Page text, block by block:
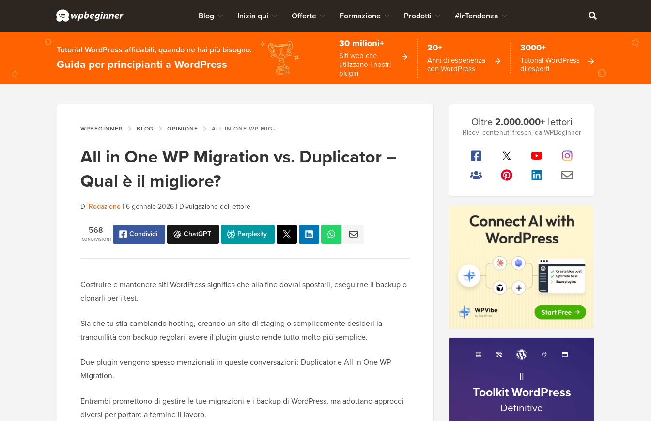
Blog Inizia qui Offerte Formazione Prodotti #InTendenza
Tutorial WordPress affidabili, quando ne hai più bisogno.
Guida per principianti a WordPress
30 milioni+
Siti web che
utilizzano i nostri
plugin
20+
Anni di esperienza
con WordPress
3000+
Tutorial WordPress
di esperti
WPBEGINNER BLOG OPINIONE ALL IN ONE WP MIGRATION VS. DUPLICATOR – QUAL È IL MIGLIORE?
All in One WP Migration vs. Duplicator –
Qual è il migliore?
Di Redazione | 6 gennaio 2026 | Divulgazione del lettore
CONDIVISIONI
568 Condividi ChatGPT Perplexity
Costruire e mantenere siti WordPress significa che alla fine dovrai spostarli, eseguirne il backup o
clonarli per i test.
Sia che tu stia cambiando hosting, creando un sito di staging o semplicemente desideri la
tranquillità con backup regolari, avere il plugin giusto rende tutto molto più semplice.
Due plugin vengono spesso menzionati in queste conversazioni: Duplicator e All in One WP
Migration.
Entrambi promettono di gestire le tue migrazioni e i backup di WordPress, ma adottano approcci
diversi per portare a termine il lavoro.
laterale
principale
Oltre2.000.000+lettori
Ricevi contenuti freschi da WPBeginner
Il
Toolkit WordPress
Definitivo